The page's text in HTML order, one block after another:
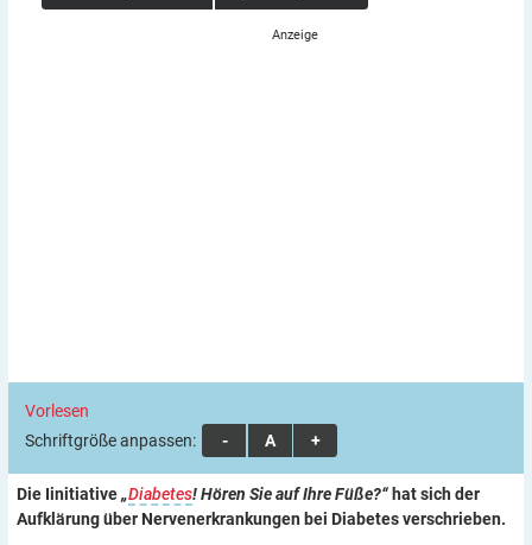
Vorlesen
Schriftgröße anpassen:
A A A
Die Iinitiative„Diabetes! Hören Sie auf Ihre Füße?“ hat sich der
Aufklärung über Nervenerkrankungen bei Diabetes verschrieben.